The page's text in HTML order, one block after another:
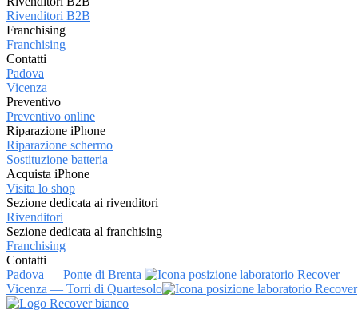
Rivenditori B2B
Franchising
Franchising
Contatti
Padova
Vicenza
Preventivo
Preventivo online
Riparazione iPhone
Riparazione schermo
Sostituzione batteria
Acquista iPhone
Visita lo shop
Sezione dedicata ai rivenditori
Rivenditori
Sezione dedicata al franchising
Franchising
Contatti
Padova — Ponte di Brenta
Vicenza — Torri di Quartesolo
Vai